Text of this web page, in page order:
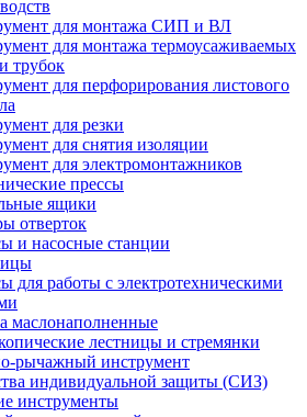
для монтажа СИП и ВЛ
для монтажа термоусаживаемых
трубок
для перфорирования листового
для резки
для снятия изоляции
для электромонтажников
прессы
ящики
отверток
и насосные станции
для работы с электротехническими
маслонаполненные
лестницы и стремянки
рычажный инструмент
индивидуальной защиты (СИЗ)
инструменты